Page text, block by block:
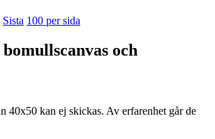
Sista 100 per sida
och
40x50 kan ej skickas. Av erfarenhet går de